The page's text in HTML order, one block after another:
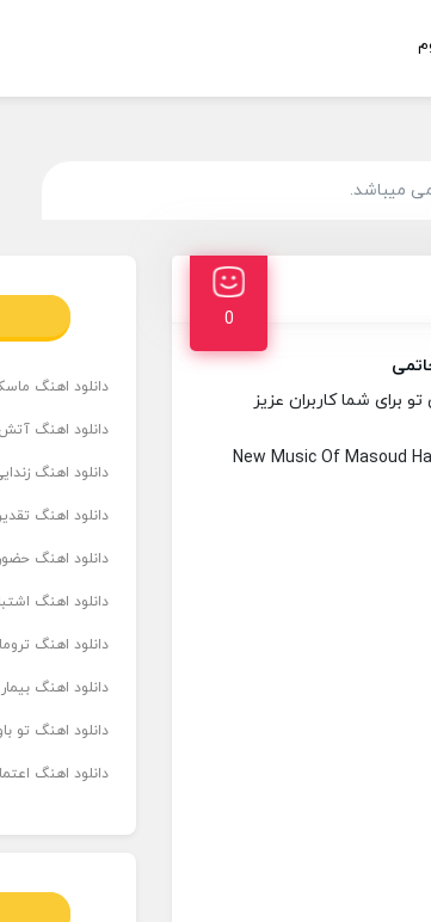
میباشد.
0
شما کاربران عزیز
New Music Of Masoud
دانلود اهنگ
دانلود اهنگ
دانلود اهنگ
دانلود اهنگ
دانلود اهنگ
دانلود اهنگ
دانلود اهنگ
دانلود اهنگ
دانلود اهنگ تو
دانلود اهنگ